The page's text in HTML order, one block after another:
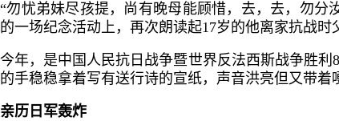
“勿忧弟妹尽孩提，尚有晚母能顾惜，去，去，勿
一场纪念活动上，再次朗读起17岁的他离家抗战时
今年，是中国人民抗日战争暨世界反法西斯战争胜
手稳稳拿着写有送行诗的宣纸，声音洪亮但又带着
亲历日军轰炸